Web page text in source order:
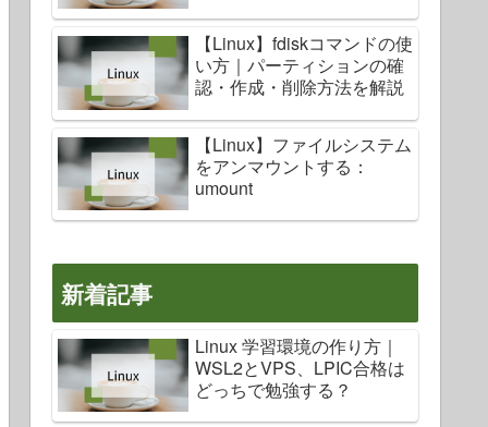
【Linux】fdiskコマンドの使
い方｜パーティションの確
認・作成・削除方法を解説
【Linux】ファイルシステム
をアンマウントする：
umount
新着記事
Linux 学習環境の作り方｜
WSL2とVPS、LPIC合格は
どっちで勉強する？